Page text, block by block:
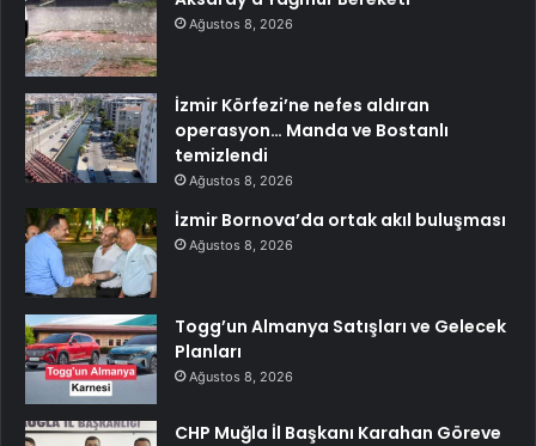
Ağustos 8, 2026
İzmir Körfezi’ne nefes aldıran
operasyon… Manda ve Bostanlı
temizlendi
Ağustos 8, 2026
İzmir Bornova’da ortak akıl buluşması
Ağustos 8, 2026
Togg’un Almanya Satışları ve Gelecek
Planları
Ağustos 8, 2026
CHP Muğla İl Başkanı Karahan Göreve